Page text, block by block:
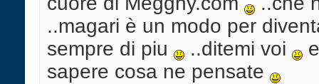
..magari è un modo per
sempre di piu
..ditemi voi
sapere cosa ne pensate